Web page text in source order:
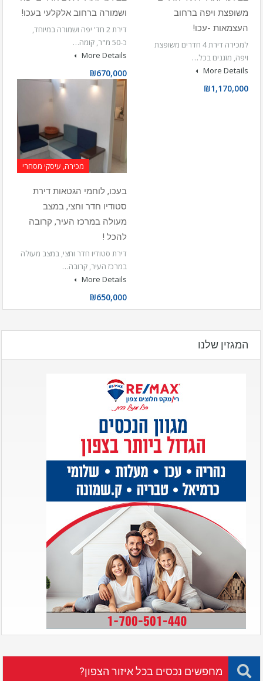
משופצת ויפה ברחוב
העצמאות -עכו!
למכירה דירת 4 חדרים משופצת
ויפה, מזגנים בכל…
More Details
₪1,170,000
ושמורה ברחוב אלקלעי בעכו!
דירת 2 חד' יפה ושמורה במיוחד,
כ-50 מ"ר, קומה…
More Details
₪670,000
מכירה, עיסקי מסחרי
בעכו, לוחמי הגטאות דירת
סטודיו חדר וחצי, במצב
מעולה במרכז העיר, קרובה
להכל !
דירת סטודיו חדר וחצי, במצב מעולה
במרכז העיר, קרובה…
More Details
₪650,000
המגזין שלנו
מחפשים נכסים בכל איזור הצפון?